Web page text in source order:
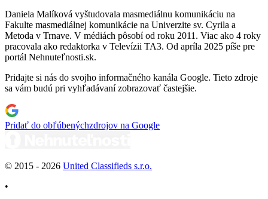
Daniela Malíková vyštudovala masmediálnu komunikáciu na
Fakulte masmediálnej komunikácie na Univerzite sv. Cyrila a
Metoda v Trnave. V médiách pôsobí od roku 2011. Viac ako 4 roky
pracovala ako redaktorka v Televízii TA3. Od apríla 2025 píše pre
portál Nehnuteľnosti.sk.
Pridajte si nás do svojho informačného kanála Google. Tieto zdroje
sa vám budú pri vyhľadávaní zobrazovať častejšie.
Pridať do obľúbenýchzdrojov na Google
© 2015 - 2026 United Classifieds s.r.o.
•